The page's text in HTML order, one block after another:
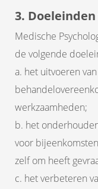
3.
Medische
de volgende
a. het uitvoeren
werkzaamheden;
b. het
voor
zelf om heeft
c. het verbeteren